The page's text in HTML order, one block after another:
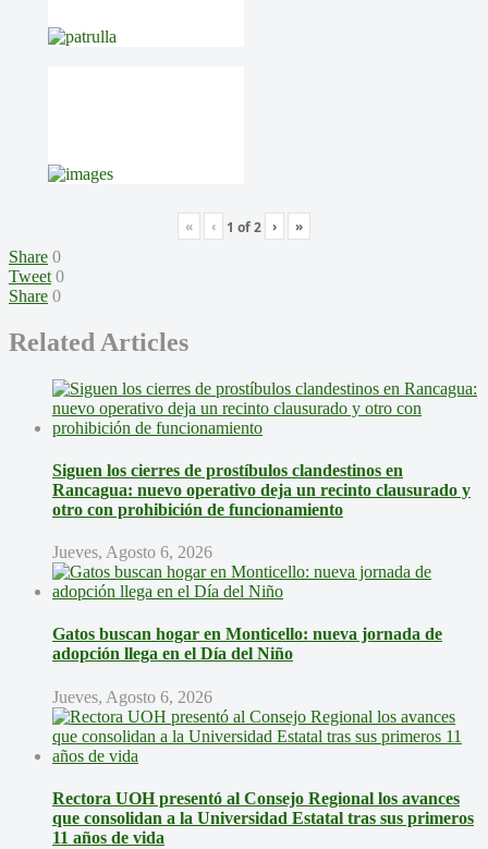
« ‹ 1 of2 ›
»
Share 0
Tweet 0
Share 0
Related Articles
Siguen los cierres de prostíbulos clandestinos en
Rancagua: nuevo operativo deja un recinto clausurado y
otro con prohibición de funcionamiento
Jueves, Agosto 6, 2026
Gatos buscan hogar en Monticello: nueva jornada de
adopción llega en el Día del Niño
Jueves, Agosto 6, 2026
Rectora UOH presentó al Consejo Regional los avances
que consolidan a la Universidad Estatal tras sus primeros
11 años de vida